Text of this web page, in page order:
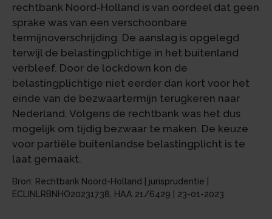
rechtbank Noord-Holland is van oordeel dat geen
sprake was van een verschoonbare
termijnoverschrijding. De aanslag is opgelegd
terwijl de belastingplichtige in het buitenland
verbleef. Door de lockdown kon de
belastingplichtige niet eerder dan kort voor het
einde van de bezwaartermijn terugkeren naar
Nederland. Volgens de rechtbank was het dus
mogelijk om tijdig bezwaar te maken. De keuze
voor partiële buitenlandse belastingplicht is te
laat gemaakt.
Bron: Rechtbank Noord-Holland | jurisprudentie |
ECLINLRBNHO20231738, HAA 21/6429 | 23-01-2023